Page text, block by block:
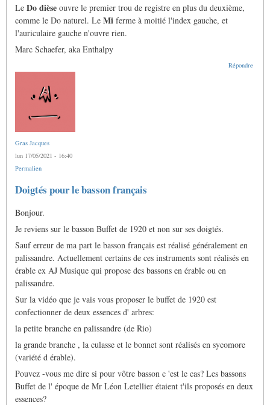
Le Do dièse ouvre le premier trou de registre en plus du deuxième,
comme le Do naturel. Le Mi ferme à moitié l'index gauche, et
l'auriculaire gauche n'ouvre rien.
Marc Schaefer, aka Enthalpy
Répondre
Gras Jacques
lun 17/05/2021 - 16:40
Permalien
Doigtés pour le basson français
Bonjour.
Je reviens sur le basson Buffet de 1920 et non sur ses doigtés.
Sauf erreur de ma part le basson français est réalisé généralement en
palissandre. Actuellement certains de ces instruments sont réalisés en
érable ex AJ Musique qui propose des bassons en érable ou en
palissandre.
Sur la vidéo que je vais vous proposer le buffet de 1920 est
confectionner de deux essences d' arbres:
la petite branche en palissandre (de Rio)
la grande branche , la culasse et le bonnet sont réalisés en sycomore
(variété d érable).
Pouvez -vous me dire si pour vôtre basson c 'est le cas? Les bassons
Buffet de l' époque de Mr Léon Letellier étaient t'ils proposés en deux
essences?